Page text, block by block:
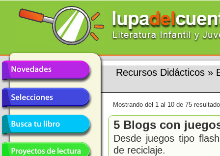
Recursos Didácticos »
Mostrando del 1 al 10 de 75
5 Blogs con
Desde juegos tipo
de reciclaje.